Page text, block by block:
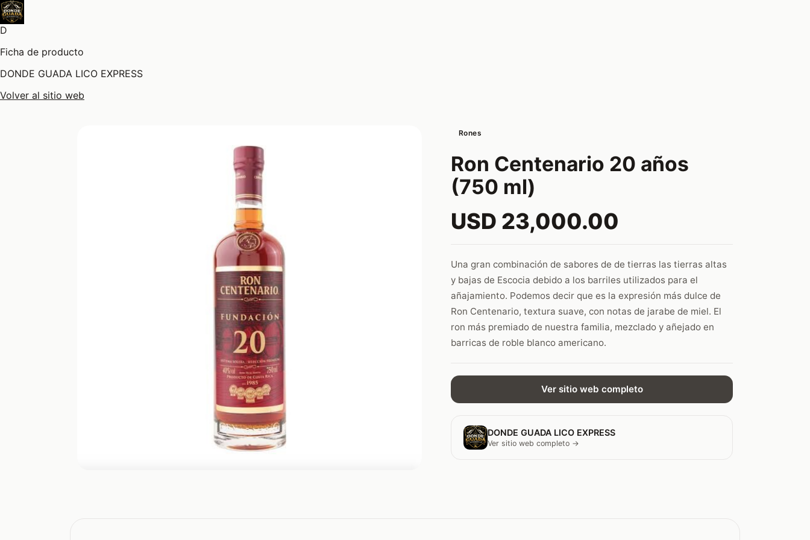
D
Ficha de producto
DONDE GUADA LICO EXPRESS
Volver al sitio web
Rones
Ron Centenario 20 años
(750 ml)
USD 23,000.00
Una gran combinación de sabores de de tierras las tierras altas
y bajas de Escocia debido a los barriles utilizados para el
añajamiento. Podemos decir que es la expresión más dulce de
Ron Centenario, textura suave, con notas de jarabe de miel. El
ron más premiado de nuestra familia, mezclado y añejado en
barricas de roble blanco americano.
Ver sitio web completo
DONDE GUADA LICO EXPRESS
Ver sitio web completo →